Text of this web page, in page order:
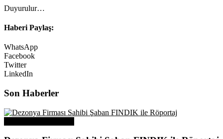
Duyurulur…
Haberi Paylaş:
WhatsApp
Facebook
Twitter
LinkedIn
Son Haberler